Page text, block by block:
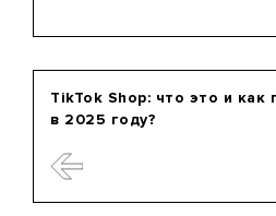
TikTok Shop: что это и как
в 2025 году?